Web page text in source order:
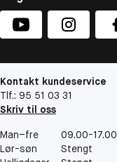
Kontakt kundeservice
Tlf.: 95 51 03 31
Skriv til oss
Man–fre
09.00-17.00
Lør-søn
Stengt